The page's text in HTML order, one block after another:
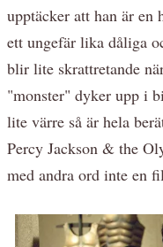
upptäcker att han är en
ett ungefär lika dåliga
blir lite skrattretande
"monster" dyker upp i
lite värre så är hela
Percy Jackson & the
med andra ord inte en